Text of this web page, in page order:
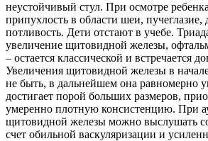
неустойчивый стул. При осмотре
припухлость в области шеи, пучеглазие,
потливость. Дети отстают в учебе.
увеличение щитовидной железы,
– остается классической и встречается
Увеличения щитовидной железы в
не быть, в дальнейшем она равномерно
достигает порой больших размеров,
умеренно плотную консистенцию. При
щитовидной железы можно выслушать
счет обильной васкуляризации и